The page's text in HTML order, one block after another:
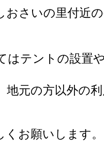
さいの里付近
テントの設置
元の方以外の利
お願いします。